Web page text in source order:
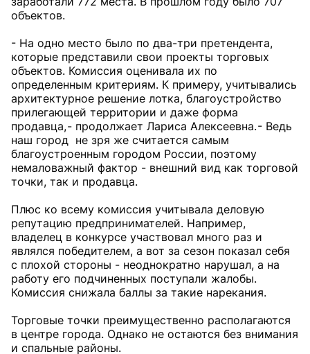
объектов.
- На одно место было по два-три претендента,
которые представили свои проекты торговых
объектов. Комиссия оценивала их по
определенным критериям. К примеру, учитывались
архитектурное решение лотка, благоустройство
прилегающей территории и даже форма
продавца, - продолжает Лариса Алексеевна. - Ведь
наш город не зря же считается самым
благоустроенным городом России, поэтому
немаловажный фактор - внешний вид как торговой
точки, так и продавца.
Плюс ко всему комиссия учитывала деловую
репутацию предпринимателей. Например,
владелец в конкурсе участвовал много раз и
являлся победителем, а вот за сезон показал себя
с плохой стороны - неоднократно нарушал, а на
работу его подчиненных поступали жалобы.
Комиссия снижала баллы за такие нарекания.
Торговые точки преимущественно располагаются
в центре города. Однако не остаются без внимания
и спальные районы.